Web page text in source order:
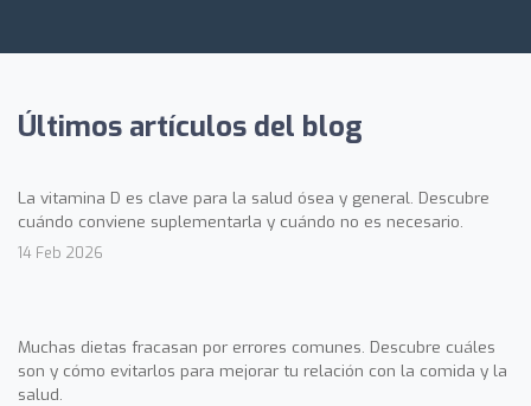
Últimos artículos del blog
La vitamina D es clave para la salud ósea y general. Descubre
cuándo conviene suplementarla y cuándo no es necesario.
14 Feb 2026
Muchas dietas fracasan por errores comunes. Descubre cuáles
son y cómo evitarlos para mejorar tu relación con la comida y la
salud.